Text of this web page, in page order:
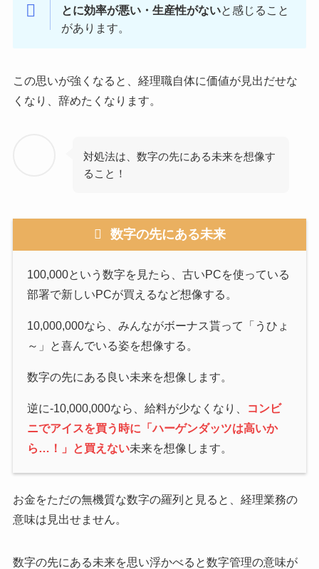
とに効率が悪い・生産性がないと感じること
があります。
この思いが強くなると、経理職自体に価値が見出だせな
くなり、辞めたくなります。
対処法は、数字の先にある未来を想像す
ること！
数字の先にある未来
100,000という数字を見たら、古いPCを使っている
部署で新しいPCが買えるなど想像する。
10,000,000なら、みんながボーナス貰って「うひょ
～」と喜んでいる姿を想像する。
数字の先にある良い未来を想像します。
逆に-10,000,000なら、給料が少なくなり、
コンビ
ニでアイスを買う時に「ハーゲンダッツは高いか
ら…！」と買えない未来を想像します。
お金をただの無機質な数字の羅列と見ると、経理業務の
意味は見出せません。
数字の先にある未来を思い浮かべると数字管理の意味が